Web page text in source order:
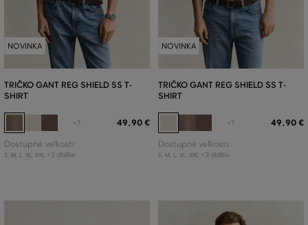
NOVINKA
TRIČKO GANT REG SHIELD SS T-
SHIRT
+7 49,90 €
Dostupné veľkosti:
S, M L XL XXL +3 ďalšie
NOVINKA
TRIČKO GANT REG SHIELD SS T-
SHIRT
+7 49,90 €
Dostupné veľkosti:
S, M L XL XXL +3 ďalšie